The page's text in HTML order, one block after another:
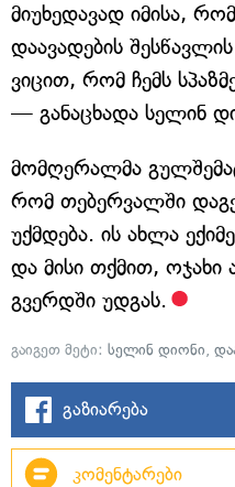
მიუხედავად იმისა,
დაავადების
ვიცით, რომ ჩემს
— განაცხადა სელინ
მომღერალმა
რომ თებერვალში
უქმდება. ის ახლა
და მისი თქმით,
გვერდში უდგას.
გაიგეთ მეტი: სელინ დიონი,
გაზიარება
კომენტარები